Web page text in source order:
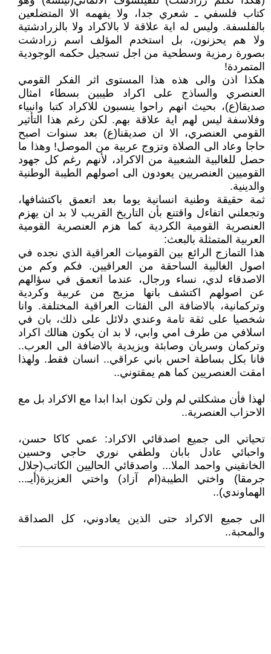
كتاب فلسفي ـ شعري جدا، ولا يفهمه الا المتضلعين
بالفلسفة. وليس له اية علاقة لا بالاكراد ولا بالزرادشتية
ولا هم يحزنون، بل استخدم المؤلف اسم زرادشت
بصورة رمزية وسطحية من اجل تسجيل حكمه الوجودية
المتمردة!
هكذا اذن والى هذه هذا المستوى اثر الفكر القومي
العنصري والساذج على اكراد طيبين بسطاء امثال
صديقا(ع)، بحيث انهم راحوا ينسبون للاكراد كتبا وانبياء
وفلاسفة ليس لهم اية علاقة بهم. لكن رغم هذا التأثير
القومي العنصري، الا ان صديقنا(ع) بعد سنوات اصبح
حاجا وعاد الى الصلاة وتزوج عربية من الموصل! وهذا ما
حصل للغالبية الشعبية من الاكراد، لأنهم رغم كل جهود
القوميين العنصريين يعودون الى اصولهم الطيبة الوطنية
والدينية.
ثمة حقيقة وطنية انسانية يوما بعد اتعمق باكتشافها،
وتجعلني اتفاءل واقتنع بأن التاريخ القريب لا بد ان يهزم
العنصرية القومية الكردية كما هزم العنصرية القومية
العربية المتمثلة بالبعث:
هذا التمازج الرائع بين القوميات العراقية الذي نجده في
اصول الغالبية الساحقة من العراقيين. فكم وكم من
الاصدقاء لدي، نساء ورجال، عندما اتعمق في سؤالهم
عن اصولهم اكتشف بانها مزيج من عربية وكردية
وتركمانية، بالاضافة الى الفئات العراقية المختلفة. وانا
شخصيا على ثقة تامة وعندي دلائل على ذلك، بان في
اسلافي من طرف امي وابي، لا بد ان يكون هنالك اكراد
وتركمان وسريان وصابئة ويزيدية بالاضافة الى العرب..
فانا بكل بساطة احس باني عراقي.. انسان فقط. ولهذا
امقت العنصريين كما هم يمقتوني..
لهذا فأن مشكلتي لم ولن تكون ابدا ابدا مع الاكراد بل مع
الاحزاب العنصرية..
تحياتي الى جميع اصدقائي الاكراد: عمي كاكا حسن،
واحبائي عادل بابان ولطفي نوري حاجي وحسين
الخانقيني واحمد الملا... واصدقائي الحاليين الكاتب(جلال
جرمقا) واختي الطيبة(ام آزاد) واختي العزيزة(أيـ...
الهماوندي)..
الى جميع الاكراد حتى الذين يعادوني، كل الصداقة
والمحبة..